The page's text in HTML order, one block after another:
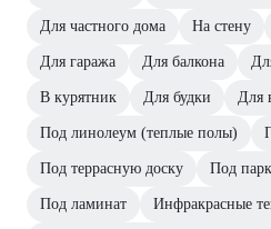
Для частного дома На стену
Для гаража Для балкона
В курятник Для будки Для
Под линолеум (теплые полы)
Под террасную доску Под
Под ламинат Инфракрасные